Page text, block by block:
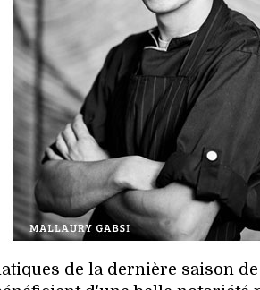
de la dernière saison